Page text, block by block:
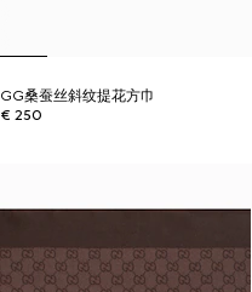
GG桑蚕丝斜纹提花方巾
€ 250